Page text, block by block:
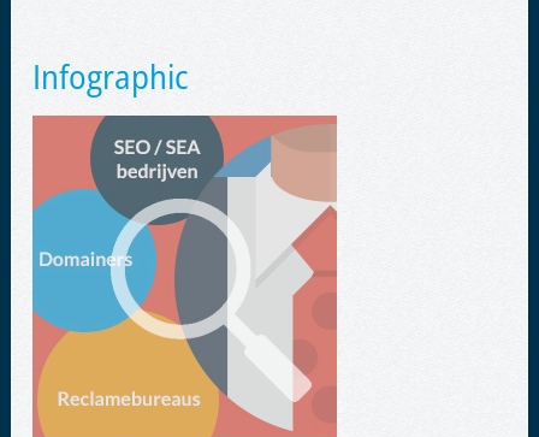
Infographic